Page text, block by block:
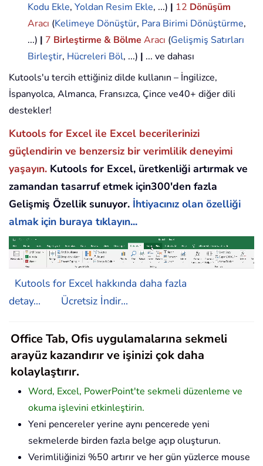
Kodu Ekle, Yoldan Resim Ekle, ...) | 12 Dönüşüm
Aracı (Kelimeye Dönüştür, Para Birimi Dönüştürme,
...) | 7 Birleştirme & Bölme Aracı (Gelişmiş Satırları
Birleştir, Hücreleri Böl, ...) | ... ve dahası
Kutools'u tercih ettiğiniz dilde kullanın – İngilizce,
İspanyolca, Almanca, Fransızca, Çince ve40+ diğer dili
destekler!
Kutools for Excel ile Excel becerilerinizi
güçlendirin ve benzersiz bir verimlilik deneyimi
yaşayın. Kutools for Excel, üretkenliği artırmak ve
zamandan tasarruf etmek için300'den fazla
Gelişmiş Özellik sunuyor. İhtiyacınız olan özelliği
almak için buraya tıklayın...
Kutools for Excel hakkında daha fazla
detay...
Ücretsiz İndir...
Office Tab, Ofis uygulamalarına sekmeli
arayüz kazandırır ve işinizi çok daha
kolaylaştırır.
Word, Excel, PowerPoint'te sekmeli düzenleme ve
okuma işlevini etkinleştirin.
Yeni pencereler yerine aynı pencerede yeni
sekmelerde birden fazla belge açıp oluşturun.
Verimliliğinizi %50 artırır ve her gün yüzlerce mouse